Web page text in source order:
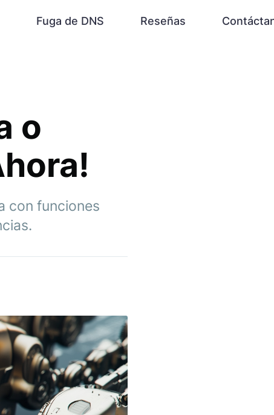
Fuga de DNS Reseñas
o
con funciones